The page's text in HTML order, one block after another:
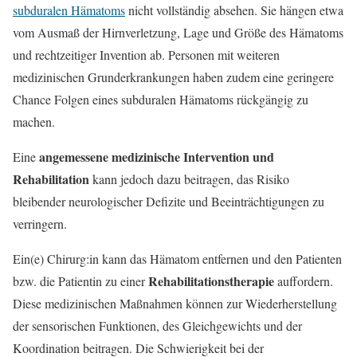
subduralen Hämatomsnicht vollständig absehen. Sie hängen etwa
vom Ausmaß der Hirnverletzung, Lage und Größe des Hämatoms
und rechtzeitiger Invention ab. Personen mit weiteren
medizinischen Grunderkrankungen haben zudem eine geringere
Chance Folgen eines subduralen Hämatoms rückgängig zu
machen.
Eineangemessene medizinische Intervention und
Rehabilitationkann jedoch dazu beitragen, das Risiko
bleibender neurologischer Defizite und Beeinträchtigungen zu
verringern.
Ein(e) Chirurg:in kann das Hämatom entfernen und den Patienten
bzw. die Patientin zu einerRehabilitationstherapieauffordern.
Diese medizinischen Maßnahmen können zur Wiederherstellung
der sensorischen Funktionen, des Gleichgewichts und der
Koordination beitragen. Die Schwierigkeit bei der